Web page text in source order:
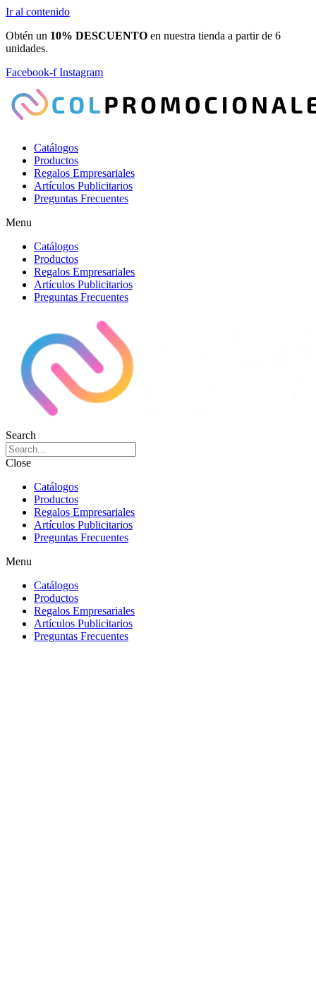
Ir al contenido
Obtén un 10% DESCUENTO en nuestra tienda a partir de 6
unidades.
Facebook-f Instagram
Catálogos
Productos
Regalos Empresariales
Artículos Publicitarios
Preguntas Frecuentes
Menu
Catálogos
Productos
Regalos Empresariales
Artículos Publicitarios
Preguntas Frecuentes
Search
Close
Catálogos
Productos
Regalos Empresariales
Artículos Publicitarios
Preguntas Frecuentes
Menu
Catálogos
Productos
Regalos Empresariales
Artículos Publicitarios
Preguntas Frecuentes